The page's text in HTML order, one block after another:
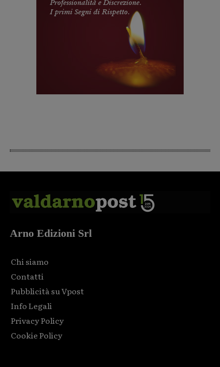
Arno Edizioni Srl
Chi siamo
Contatti
Pubblicità su Vpost
Info Legali
Privacy Policy
Cookie Policy